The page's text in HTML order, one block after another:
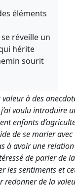
éléments
se réveille un
hérite
sourit
à des
voulu introduire
enfants
de se marier
à avoir une
de parler de
les sentiments et
de la